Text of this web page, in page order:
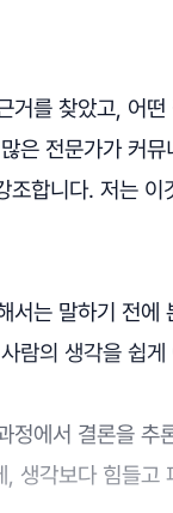
거를 찾았고, 어
은 전문가가 커뮤
합니다. 저는 이
서는 말하기 전에
람의 생각을 쉽
정에서 결론을 추
생각보다 힘들고